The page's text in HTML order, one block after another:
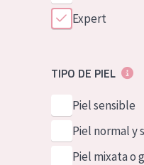
Expert
TIPO DE PIEL
Piel sensible
Piel normal y
Piel mixata o